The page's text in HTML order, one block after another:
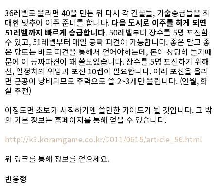
36레벨로 올리면 40을 만든 뒤 다시 각 건물들, 기술승급들을 최
대한 맞추어 이주 준비를 합니다. 다음 도시로 이주를 하게 되면
51레벨까지 빠르게 승급합니다. 50레벨부터 장수를 5명 포진할
수 있고, 51레벨부터 매일 공짜 파견이 가능합니다. 좋은 말고 좋
은 망토는 바로 파견을 통해서 얻어야하는데, 돈이 상당히 들기때
문에 이 공짜파견이 꽤 쓸모있습니다. 장수를 5명 포진하기 위해
선, 일정치의 위망과 포진 10렙이 필요합니다. 여러 포진을 올리
면 군공이 낭비되므로 주력으로 쓸 2~3개만 올립니다. (언월, 화
살 추천)
이정도면 초보가 시작하기엔 쓸만한 가이드가 될 것입니다. 그 밖
의 기본 정보는 홈페이지를 통해 얻을 수 있습니다.
http://k3.koramgame.co.kr/2011/0615/article_56.html
위 링크를 통해 정보를 얻으세요.
반응형